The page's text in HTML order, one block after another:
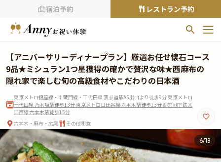
宿泊予約 レストラン予約
お気に入りプラン
お気に入りの登録がありません
プランの をクリックすることで
お気に入りに追加できます。
閲覧履歴
閲覧履歴はありません
過去に見たお店が最大10件まで表示されます。
10件を超えると、古いものから順に削除されます。
【アニバーサリーディナープラン】厳選お任せ懐石コース
9品★ミシュラン1つ星獲得の確かで贅沢な味★西麻布の
隠れ家で楽しむ旬の高級食材やこだわりの日本酒
東京メトロ銀座線・半蔵門線・千代田線 表参道駅A5出口より徒歩9分 東京メトロ
千代田線 乃木坂駅徒歩13分 東京メトロ日比谷線 六本木駅徒歩13分 都営地下鉄大
江戸線 六本木駅徒歩15分
六本木・麻布・広尾
その他和食
6/18